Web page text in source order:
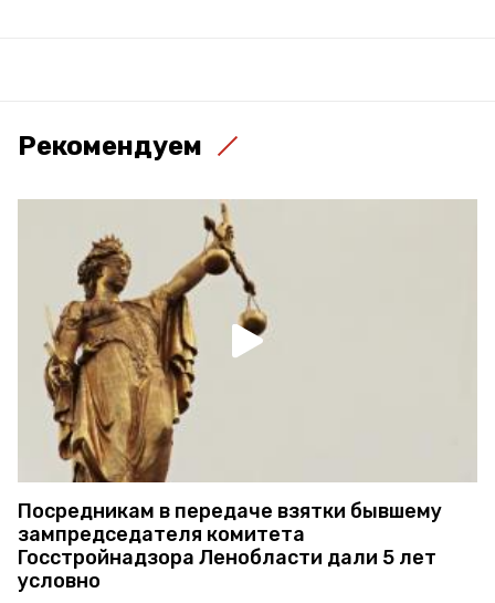
Рекомендуем
Посредникам в передаче взятки бывшему
зампредседателя комитета
Госстройнадзора Ленобласти дали 5 лет
условно